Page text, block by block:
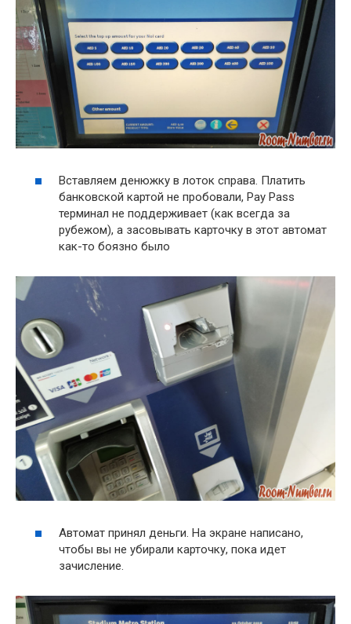
Вставляем денюжку в лоток справа. Платить
банковской картой не пробовали, Pay Pass
терминал не поддерживает (как всегда за
рубежом), а засовывать карточку в этот автомат
как-то боязно было
Автомат принял деньги. На экране написано,
чтобы вы не убирали карточку, пока идет
зачисление.